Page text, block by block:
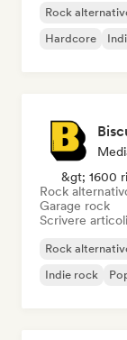
Rock
Hardcore
&gt; 1600
Rock
Garage rock
Scrivere articoli
Rock
Indie rock